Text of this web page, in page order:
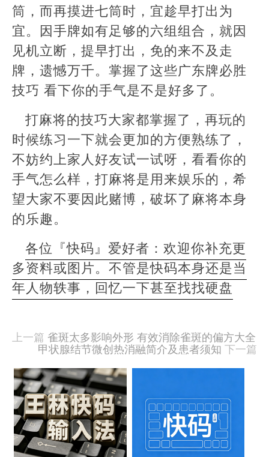
筒，而再摸进七筒时，宜趁早打出为
宜。因手牌如有足够的六组组合，就因
见机立断，提早打出，免的来不及走
牌，遗憾万千。掌握了这些广东牌必胜
技巧 看下你的手气是不是好多了。
打麻将的技巧大家都掌握了，再玩的
时候练习一下就会更加的方便熟练了，
不妨约上家人好友试一试呀，看看你的
手气怎么样，打麻将是用来娱乐的，希
望大家不要因此赌博，破坏了麻将本身
的乐趣。
各位『快码』爱好者：欢迎你补充更
多资料或图片。不管是快码本身还是当
年人物轶事，回忆一下甚至找找硬盘
由
羊
喜
于
09-
布,
被
上一篇 雀斑太多影响外形 有效消除雀斑的偏方大全
甲状腺结节微创热消融简介及患者须知 下一篇
相
关
文
章